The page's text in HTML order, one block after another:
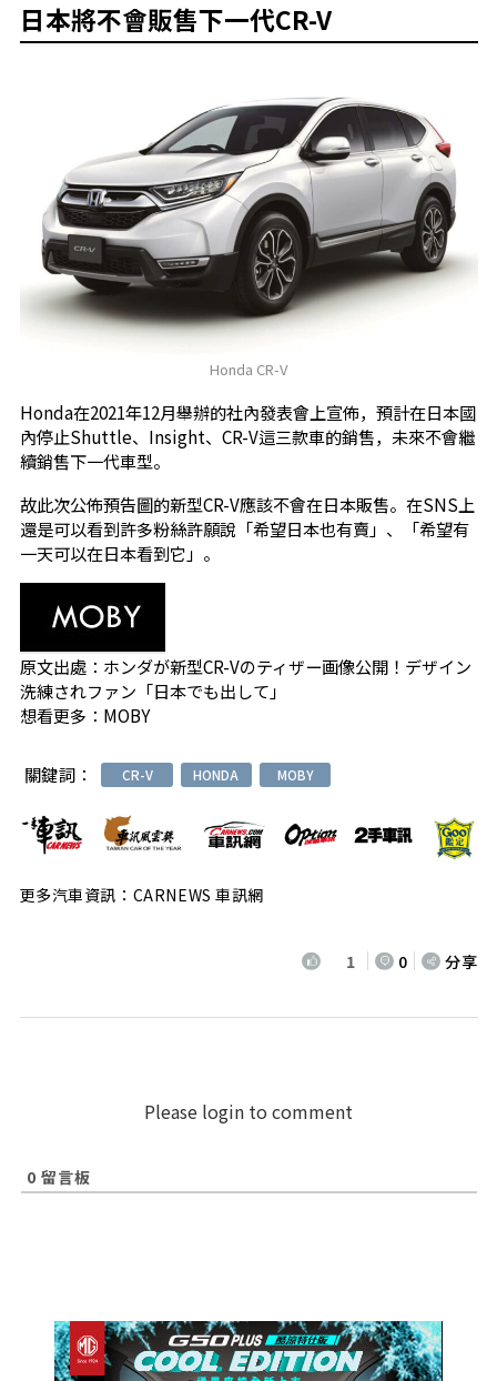
日本將不會販售下一代CR-V
Honda CR-V
Honda在2021年12月舉辦的社內發表會上宣佈，預計在日本國
內停止Shuttle、Insight、CR-V這三款車的銷售，未來不會繼
續銷售下一代車型。
故此次公佈預告圖的新型CR-V應該不會在日本販售。在SNS上
還是可以看到許多粉絲許願說「希望日本也有賣」、「希望有
一天可以在日本看到它」。
原文出處： ホンダが新型CR-Vのティザー画像公開！デザイン
洗練されファン「日本でも出して」
想看更多： MOBY
關鍵詞： CR-V HONDA MOBY
更多汽車資訊：CARNEWS 車訊網
1 0 分享
Please login to comment
0 留言板